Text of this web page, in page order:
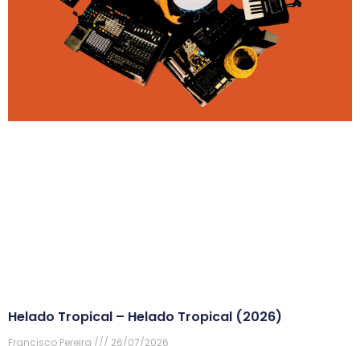
Helado Tropical – Helado Tropical (2026)
Francisco Pereira 26/07/2026